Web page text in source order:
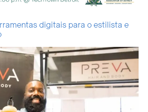
digitais para o estilista e